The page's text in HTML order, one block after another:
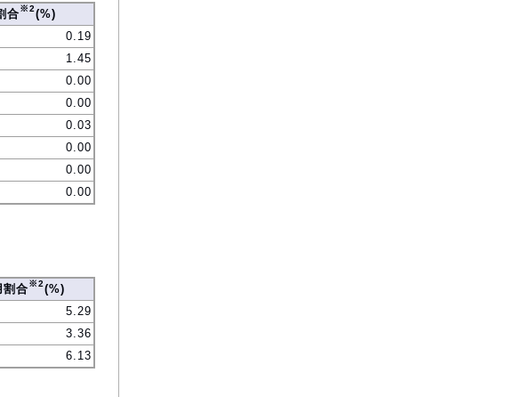
合※2(%)
0.19
1.45
0.00
0.00
0.03
0.00
0.00
0.00
割合※2(%)
5.29
3.36
6.13